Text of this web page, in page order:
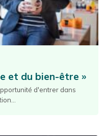
et du bien-être »
d'entrer dans